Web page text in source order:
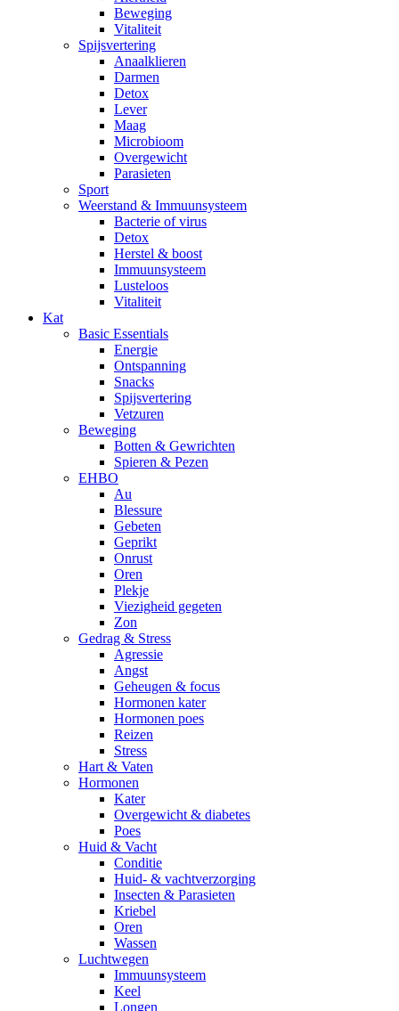
Beweging
Vitaliteit
Spijsvertering
Anaalklieren
Darmen
Detox
Lever
Maag
Microbioom
Overgewicht
Parasieten
Sport
Weerstand & Immuunsysteem
Bacterie of virus
Detox
Herstel & boost
Immuunsysteem
Lusteloos
Vitaliteit
Kat
Basic Essentials
Energie
Ontspanning
Snacks
Spijsvertering
Vetzuren
Beweging
Botten & Gewrichten
Spieren & Pezen
EHBO
Au
Blessure
Gebeten
Geprikt
Onrust
Oren
Plekje
Viezigheid gegeten
Zon
Gedrag & Stress
Agressie
Angst
Geheugen & focus
Hormonen kater
Hormonen poes
Reizen
Stress
Hart & Vaten
Hormonen
Kater
Overgewicht & diabetes
Poes
Huid & Vacht
Conditie
Huid- & vachtverzorging
Insecten & Parasieten
Kriebel
Oren
Wassen
Luchtwegen
Immuunsysteem
Keel
Longen